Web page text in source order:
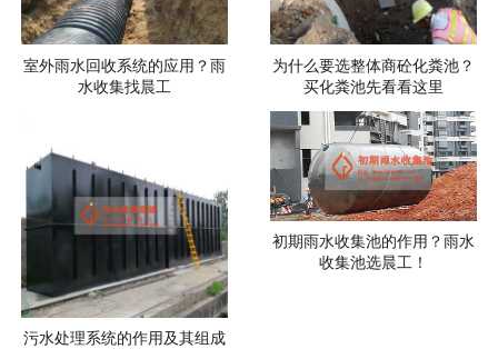
室外雨水回收系统的应用？雨
水收集找晨工
为什么要选整体商砼化粪池？
买化粪池先看看这里
污水处理系统的作用及其组成
初期雨水收集池的作用？雨水
收集池选晨工！